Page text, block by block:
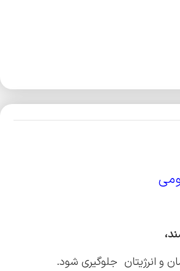
و انرژیتان جلوگیری شود.